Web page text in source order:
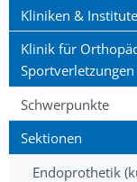
Kliniken & Institute
Klinik für
Sportverletzungen
Schwerpunkte
Sektionen
Endoprothetik